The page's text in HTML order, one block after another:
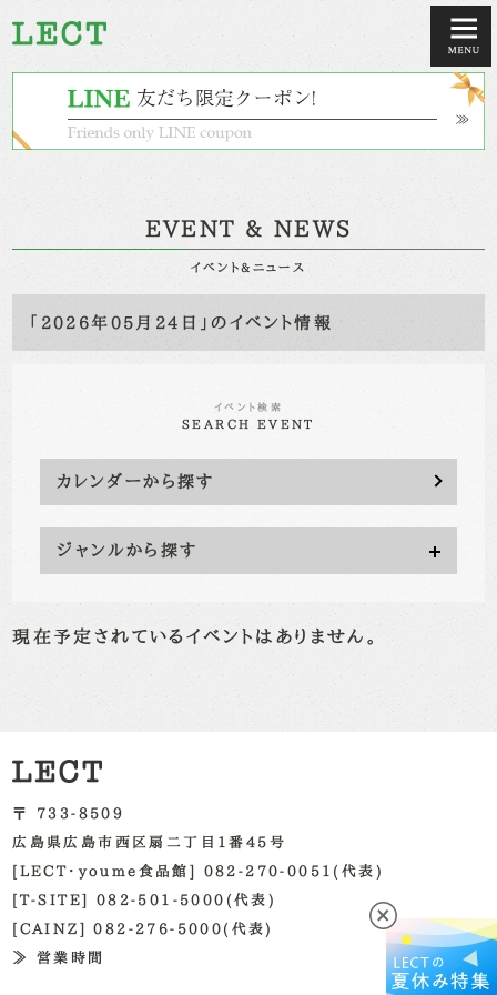
EVENT & NEWS
イベント&ニュース
「2026年05月24日」のイベント情報
イベント検索
SEARCH EVENT
カレンダーから探す
ジャンルから探す
現在予定されているイベントはありません。
〒 733-8509
広島県広島市西区扇二丁目1番45号
[LECT・youme食品館] 082-270-0051(代表)
[T-SITE] 082-501-5000(代表)
[CAINZ] 082-276-5000(代表)
≫ 営業時間